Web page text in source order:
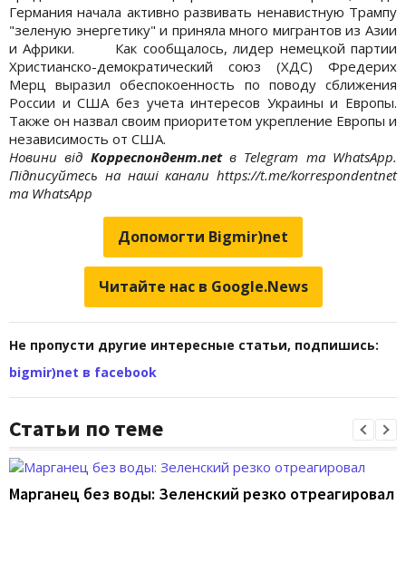
Германия начала активно развивать ненавистную Трампу
"зеленую энергетику" и приняла много мигрантов из Азии
и Африки. Как сообщалось, лидер немецкой партии
Христианско-демократический союз (ХДС) Фредерих
Мерц выразил обеспокоенность по поводу сближения
России и США без учета интересов Украины и Европы.
Также он назвал своим приоритетом укрепление Европы и
независимость от США.
Новини від Корреспондент.netв Telegram та WhatsApp.
Підписуйтесь на наші канали https://t.me/korrespondentnet
та WhatsApp
Допомогти Bigmir)net
Читайте нас в Google.News
Не пропусти другие интересные статьи, подпишись:
bigmir)net в facebook
Статьи по теме
Марганец без воды: Зеленский резко отреагировал